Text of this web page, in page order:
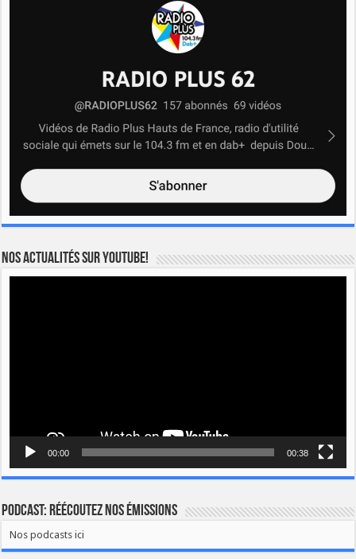
Nos actualités sur YOUTUBE!
00:00 00:38
Podcast: Réécoutez nos émissions
Nos podcasts ici